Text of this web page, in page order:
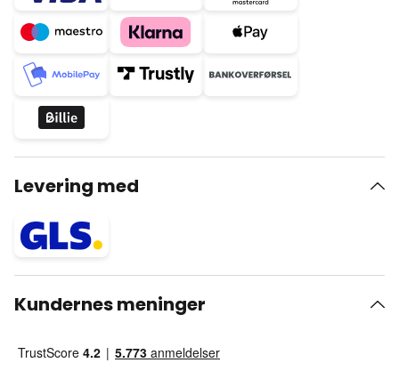
Levering med
Kundernes meninger